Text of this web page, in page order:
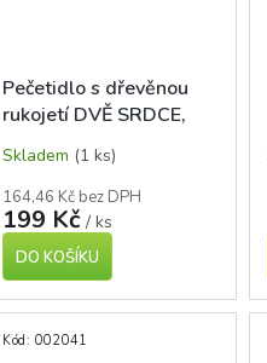
Pečetidlo s dřevěnou
rukojetí DVĚ SRDCE,
Skladem (1 ks)
164,46 Kč bez DPH
199 Kč / ks
DO KOŠÍKU
Kód: 002041